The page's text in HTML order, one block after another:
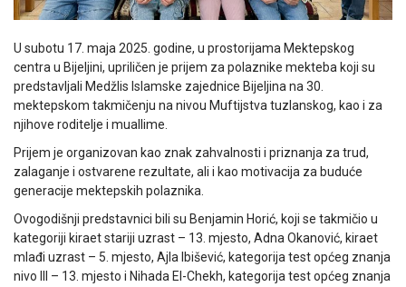
U subotu 17. maja 2025. godine, u prostorijama Mektepskog
centra u Bijeljini, upriličen je prijem za polaznike mekteba koji su
predstavljali Medžlis Islamske zajednice Bijeljina na 30.
mektepskom takmičenju na nivou Muftijstva tuzlanskog, kao i za
njihove roditelje i muallime.
Prijem je organizovan kao znak zahvalnosti i priznanja za trud,
zalaganje i ostvarene rezultate, ali i kao motivacija za buduće
generacije mektepskih polaznika.
Ovogodišnji predstavnici bili su Benjamin Horić, koji se takmičio u
kategoriji kiraet stariji uzrast – 13. mjesto, Adna Okanović, kiraet
mlađi uzrast – 5. mjesto, Ajla Ibišević, kategorija test općeg znanja
nivo III – 13. mjesto i Nihada El-Chekh, kategorija test općeg znanja